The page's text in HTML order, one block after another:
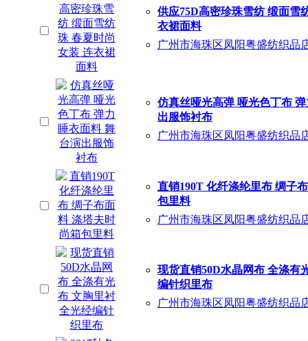
供应75D高密珍珠雪纺 缎面雪
衣裙面料
广州市海珠区凤阳粤盛纺织品
仿真丝哑光高弹 哑光色丁布
出服饰衬布
广州市海珠区凤阳粤盛纺织品
直销190T 化纤涤纶里布 绸子
包里料
广州市海珠区凤阳粤盛纺织品
现货直销50D水晶网布 全涤有
编针织里布
广州市海珠区凤阳粤盛纺织品